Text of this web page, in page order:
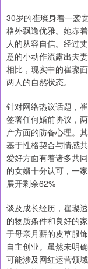
30岁的崔璨身着一袭
格外飘逸优雅。她赤
人的从容自信。经过
意的小动作流露出夫
相比，现实中的崔璨
两人的自然状态。
针对网络热议话题，
签署任何婚前协议，
产方面的防备心理。
基于性格契合与情感
爱好方面有着诸多共
的女婿十分认可，一
展开剩余62%
谈及成长经历，崔璨
的物质条件和良好的
于母亲月薪的皮草服
自主创业。虽然未明
可能涉及网红运营领